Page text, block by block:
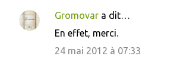
Gromovar a dit…
En effet, merci.
24 mai 2012 à 07:33